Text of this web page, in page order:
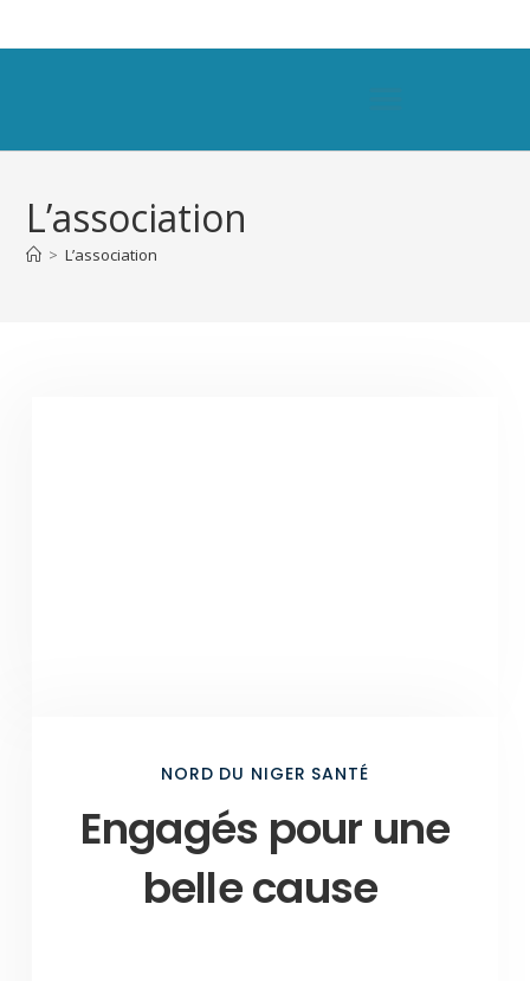
L’association
> L’association
NORD DU NIGER SANTÉ​
Engagés pour une
belle cause